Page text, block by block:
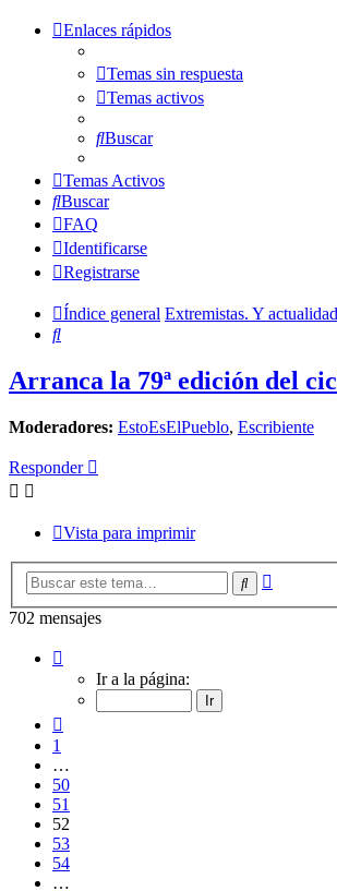
Enlaces rápidos
Temas sin respuesta
Temas activos
Buscar
Temas Activos
Buscar
FAQ
Identificarse
Registrarse
Índice general Extremistas. Y actualidad
Buscar
Arranca la 79ª edición del
Moderadores: EstoEsElPueblo, Escribiente
Responder
Vista para imprimir
Buscar
702 mensajes
52
Ir a la página:
1
…
50
51
52
53
54
…